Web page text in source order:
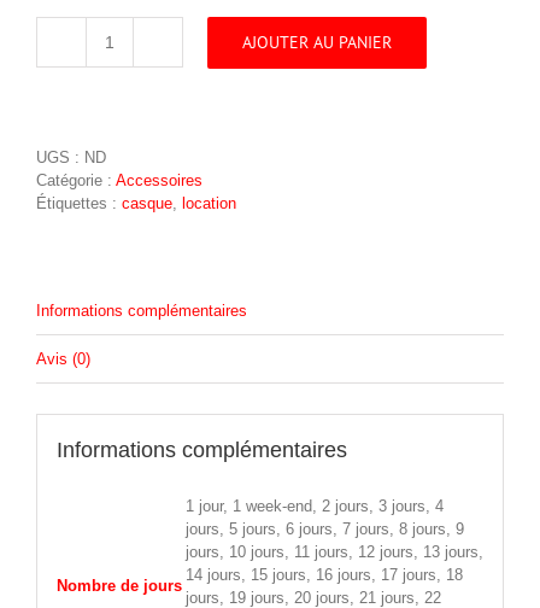
quantité
AJOUTER AU PANIER
UGS : ND
Catégorie : Accessoires
Étiquettes : casque, location
Informations complémentaires
Avis (0)
Informations complémentaires
Nombre de jours
1 jour, 1 week-end, 2 jours, 3 jours, 4
jours, 5 jours, 6 jours, 7 jours, 8 jours, 9
jours, 10 jours, 11 jours, 12 jours, 13 jours,
14 jours, 15 jours, 16 jours, 17 jours, 18
jours, 19 jours, 20 jours, 21 jours, 22